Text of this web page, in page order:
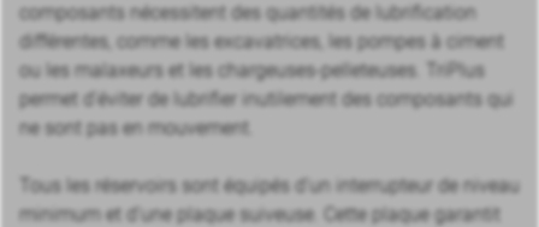
composants nécessitent des quantités de lubrification
différentes, comme les excavatrices, les pompes à ciment
ou les malaxeurs et les chargeuses-pelleteuses. TriPlus
permet d’éviter de lubrifier inutilement des composants qui
ne sont pas en mouvement.
Tous les réservoirs sont équipés d’un interrupteur de niveau
minimum et d’une plaque suiveuse. Cette plaque garantit